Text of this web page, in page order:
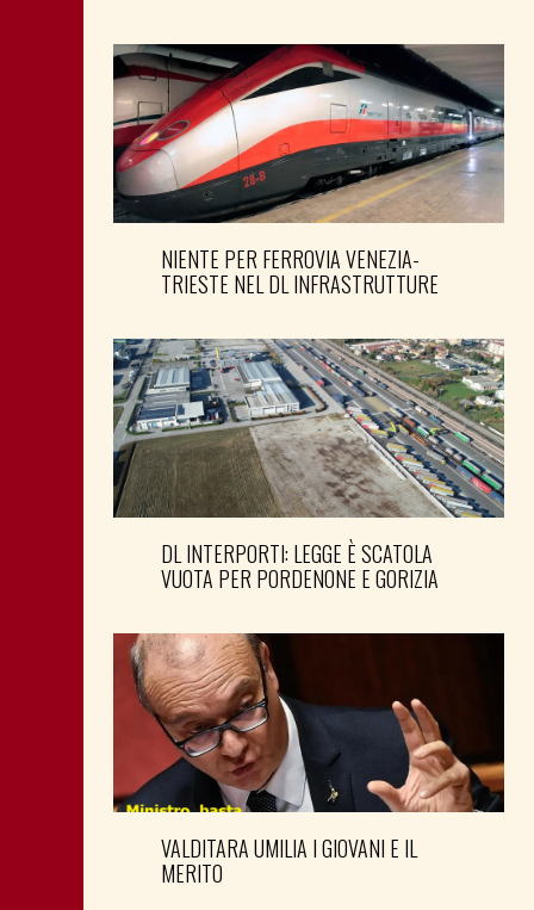
NIENTE PER FERROVIA VENEZIA-
TRIESTE NEL DL INFRASTRUTTURE
DL INTERPORTI: LEGGE È SCATOLA
VUOTA PER PORDENONE E GORIZIA
VALDITARA UMILIA I GIOVANI E IL
MERITO